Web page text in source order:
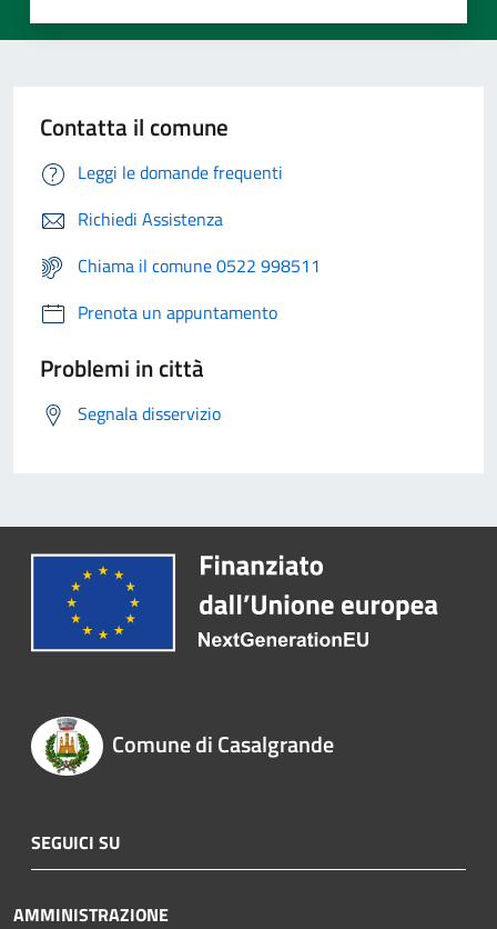
Contatta il comune
Leggi le domande frequenti
Richiedi Assistenza
Chiama il comune 0522 998511
Prenota un appuntamento
Problemi in città
Segnala disservizio
Comune di Casalgrande
SEGUICI SU
AMMINISTRAZIONE